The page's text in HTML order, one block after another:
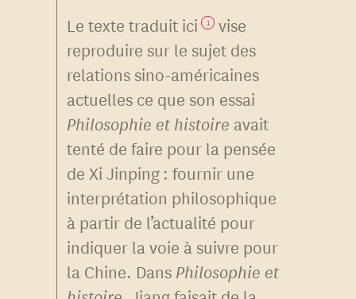
Le texte traduit ici 1
vise
reproduire sur le sujet des
relations sino-américaines
actuelles ce que son essai
Philosophie et histoire avait
tenté de faire pour la pensée
de Xi Jinping : fournir une
interprétation philosophique
à partir de l’actualité pour
indiquer la voie à suivre pour
la Chine. Dans Philosophie et